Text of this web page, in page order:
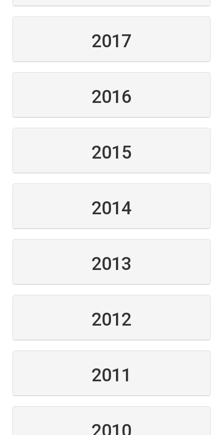
2017
2016
2015
2014
2013
2012
2011
2010